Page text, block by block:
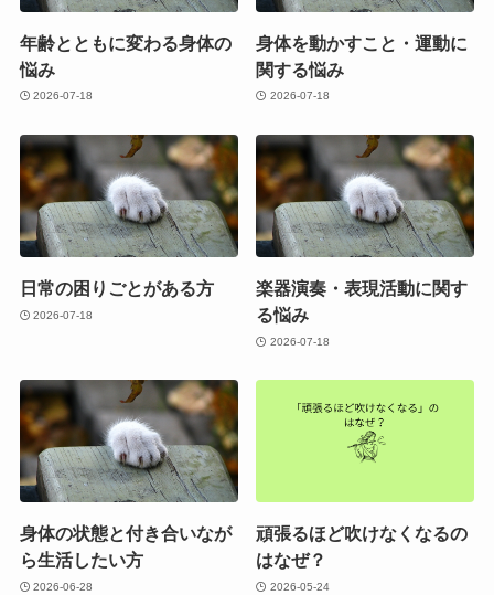
年齢とともに変わる身体の
悩み
2026-07-18
身体を動かすこと・運動に
関する悩み
2026-07-18
日常の困りごとがある方
2026-07-18
楽器演奏・表現活動に関す
る悩み
2026-07-18
身体の状態と付き合いなが
ら生活したい方
2026-06-28
頑張るほど吹けなくなるの
はなぜ？
2026-05-24